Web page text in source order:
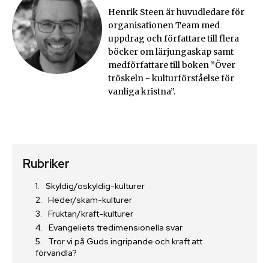
Henrik Steen är huvudledare för
organisationen Team med
uppdrag och författare till flera
böcker om lärjungaskap samt
medförfattare till boken ”Över
tröskeln - kulturförståelse för
vanliga kristna”.
Rubriker
Skyldig/oskyldig-kulturer
Heder/skam-kulturer
Fruktan/kraft-kulturer
Evangeliets tredimensionella svar
Tror vi på Guds ingripande och kraft att
förvandla?